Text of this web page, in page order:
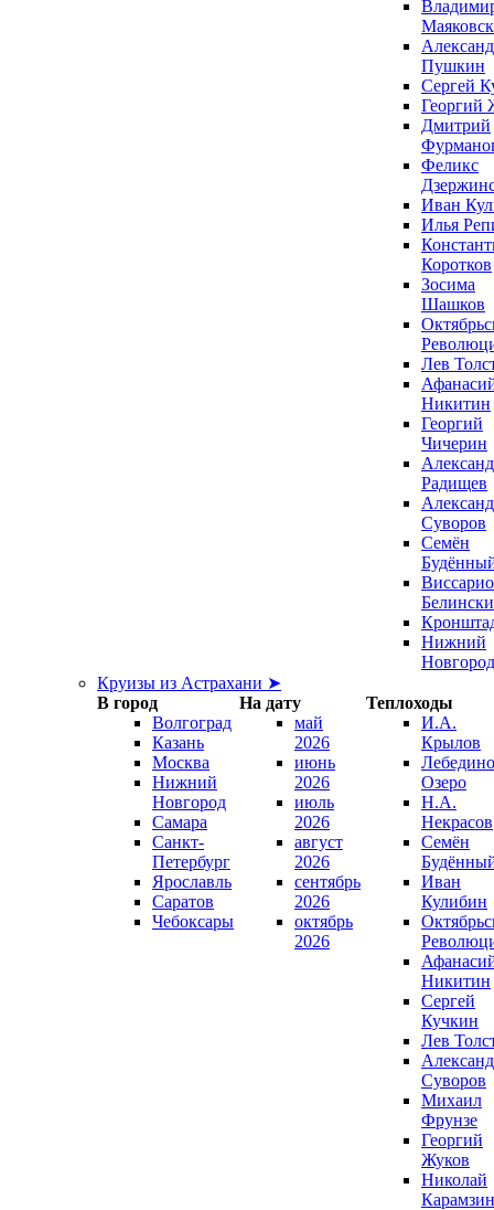
Пушкин
Сергей
Георгий
Дмитрий
Феликс
Иван
Илья
Коротков
Зосима
Шашков
Лев
Никитин
Георгий
Чичерин
Радищев
Суворов
Семён
Нижний
Новгород
Круизы из Астрахани ➤
В город
На дату
Теплоходы
Волгоград
Казань
Москва
Нижний
Новгород
Самара
Санкт-
Петербург
Ярославль
Саратов
Чебоксары
май
2026
июнь
2026
июль
2026
август
2026
сентябрь
2026
октябрь
2026
И.А.
Крылов
Озеро
Н.А.
Некрасов
Семён
Иван
Кулибин
Никитин
Сергей
Кучкин
Лев
Суворов
Михаил
Фрунзе
Георгий
Жуков
Николай
Карамзин